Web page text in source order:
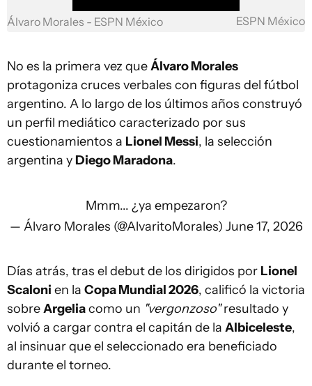
Álvaro Morales - ESPN México ESPN México
No es la primera vez queÁlvaro Morales
protagoniza cruces verbales con figuras del fútbol
argentino. A lo largo de los últimos años construyó
un perfil mediático caracterizado por sus
cuestionamientos a Lionel Messi, la selección
argentina y Diego Maradona.
Mmm... ¿ya empezaron?
— Álvaro Morales (@AlvaritoMorales) June 17, 2026
Días atrás, tras el debut de los dirigidos por Lionel
Scaloni en la Copa Mundial 2026, calificó la victoria
sobreArgeliacomo un "vergonzoso"resultado y
volvió a cargar contra el capitán de la Albiceleste,
al insinuar que el seleccionado era beneficiado
durante el torneo.